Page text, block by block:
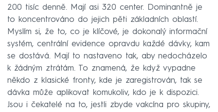
200 tisíc denně. Mají asi 320 center. Dominantně je
to koncentrováno do jejich pěti základních oblastí.
Myslím si, že to, co je klíčové, je dokonalý informační
systém, centrální evidence opravdu každé dávky, kam
se dostává. Mají to nastaveno tak, aby nedocházelo
k žádným ztrátám. To znamená, že když vypadne
někdo z klasické fronty, kde je zaregistrován, tak se
dávka může aplikovat komukoliv, kdo je k dispozici.
Jsou i čekatelé na to, jestli zbyde vakcína pro skupiny,